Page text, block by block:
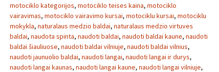
motociklo kategorijos, motociklo teises kaina, motociklo
vairavimas, motociklo vairavimo kursai, motociklu kursai, motociklu
mokykla, naturalaus medzio baldai, naturalaus medzio virtuves
baldai, naudota spinta, naudoti baldai, naudoti baldai kaune, naudoti
baldai šiauliuose, naudoti baldai vilniuje, naudoti baldai vilnius,
naudoti jaunuolio baldai, naudoti langai, naudoti langai ir durys,
naudoti langai kaunas, naudoti langai kaune, naudoti langai vilniuje,